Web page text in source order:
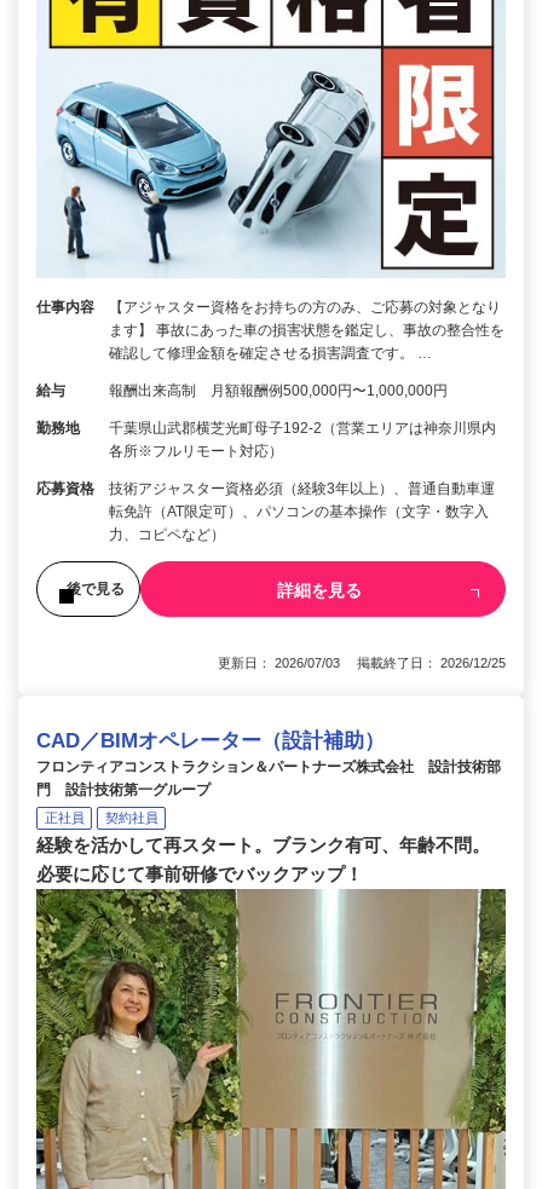
仕事内容
【アジャスター資格をお持ちの方のみ、ご応募の対象となり
ます】 事故にあった車の損害状態を鑑定し、事故の整合性を
確認して修理金額を確定させる損害調査です。 …
給与 報酬出来高制 月額報酬例500,000円〜1,000,000円
勤務地
千葉県山武郡横芝光町母子192-2（営業エリアは神奈川県内
各所※フルリモート対応）
応募資格
技術アジャスター資格必須（経験3年以上）、普通自動車運
転免許（AT限定可）、パソコンの基本操作（文字・数字入
力、コピペなど）
後で見る 詳細を見る
更新日： 2026/07/03 掲載終了日： 2026/12/25
CAD／BIMオペレーター（設計補助）
フロンティアコンストラクション＆パートナーズ株式会社 設計技術部
門 設計技術第一グループ
正社員 契約社員
経験を活かして再スタート。ブランク有可、年齢不問。
必要に応じて事前研修でバックアップ！